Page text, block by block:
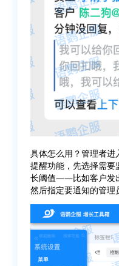
具体怎么用？管理者
提醒功能，先选择需
长阈值——比如客户发
然后指定要通知的管理